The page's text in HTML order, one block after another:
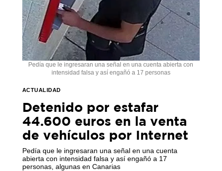
Pedía que le ingresaran una señal en una cuenta abierta con
intensidad falsa y así engañó a 17 personas
ACTUALIDAD
Detenido por estafar
44.600 euros en la venta
de vehículos por Internet
Pedía que le ingresaran una señal en una cuenta
abierta con intensidad falsa y así engañó a 17
personas, algunas en Canarias